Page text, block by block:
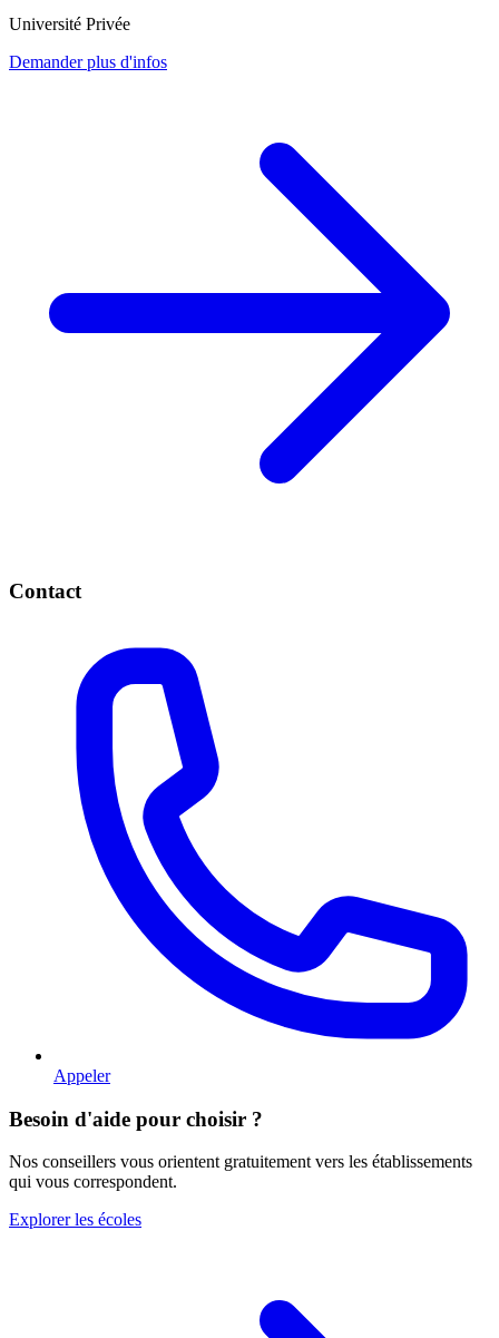
Université Privée
Demander plus d'infos
Contact
Appeler
Besoin d'aide pour choisir ?
Nos conseillers vous orientent gratuitement vers les établissements
qui vous correspondent.
Explorer les écoles